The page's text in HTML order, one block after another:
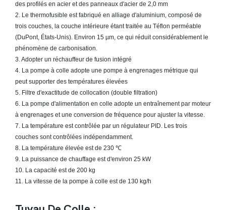
des profilés en acier et des panneaux d'acier de 2,0 mm
2. Le thermofusible est fabriqué en alliage d'aluminium, composé de
trois couches, la couche intérieure étant traitée au Téflon perméable
(DuPont, États-Unis). Environ 15 µm, ce qui réduit considérablement le
phénomène de carbonisation.
3. Adopter un réchauffeur de fusion intégré
4. La pompe à colle adopte une pompe à engrenages métrique qui
peut supporter des températures élevées
5. Filtre d'exactitude de collocation (double filtration)
6. La pompe d'alimentation en colle adopte un entraînement par moteur
à engrenages et une conversion de fréquence pour ajuster la vitesse.
7. La température est contrôlée par un régulateur PID. Les trois
couches sont contrôlées indépendamment.
8. La température élevée est de 230 ℃
9. La puissance de chauffage est d'environ 25 kW
10. La capacité est de 200 kg
11. La vitesse de la pompe à colle est de 130 kg/h